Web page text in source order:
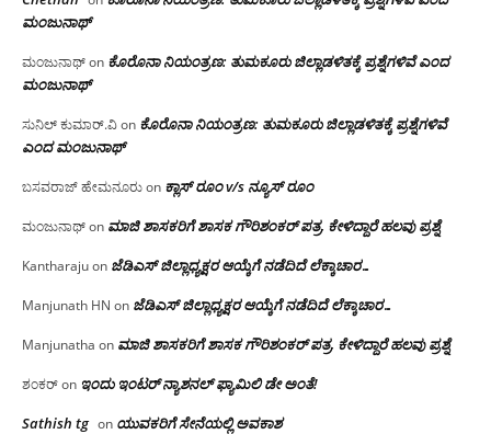
ಮಂಜು‌ನಾಥ್
ಮಂಜುನಾಥ್on ಕೊರೊನಾ ನಿಯಂತ್ರಣ: ತುಮಕೂರು ಜಿಲ್ಲಾಡಳಿತಕ್ಕೆ ಪ್ರಶ್ನೆಗಳಿವೆ ಎಂದ
ಮಂಜು‌ನಾಥ್
ಸುನಿಲ್ ಕುಮಾರ್.ವಿon ಕೊರೊನಾ ನಿಯಂತ್ರಣ: ತುಮಕೂರು ಜಿಲ್ಲಾಡಳಿತಕ್ಕೆ ಪ್ರಶ್ನೆಗಳಿವೆ
ಎಂದ ಮಂಜು‌ನಾಥ್
ಬಸವರಾಜ್ ಹೇಮನೂರುon ಕ್ಲಾಸ್ ರೂಂ v/s ನ್ಯೂಸ್ ರೂಂ
ಮಂಜುನಾಥ್on ಮಾಜಿ ಶಾಸಕರಿಗೆ ಶಾಸಕ ಗೌರಿಶಂಕರ್ ಪತ್ರ, ಕೇಳಿದ್ದಾರೆ ಹಲವು ಪ್ರಶ್ನೆ
Kantharajuon ಜೆಡಿಎಸ್ ಜಿಲ್ಲಾಧ್ಯಕ್ಷರ ಆಯ್ಕೆಗೆ ನಡೆದಿದೆ ಲೆಕ್ಕಾಚಾರ…
Manjunath HN on ಜೆಡಿಎಸ್ ಜಿಲ್ಲಾಧ್ಯಕ್ಷರ ಆಯ್ಕೆಗೆ ನಡೆದಿದೆ ಲೆಕ್ಕಾಚಾರ…
Manjunatha on ಮಾಜಿ ಶಾಸಕರಿಗೆ ಶಾಸಕ ಗೌರಿಶಂಕರ್ ಪತ್ರ, ಕೇಳಿದ್ದಾರೆ ಹಲವು ಪ್ರಶ್ನೆ
ಶಂಕರ್on ಇಂದು ಇಂಟರ್ ನ್ಯಾಶನಲ್ ಫ್ಯಾಮಿಲಿ ಡೇ ಅಂತೆ!
Sathish tg on ಯುವಕರಿಗೆ ಸೇನೆಯಲ್ಲಿ ಅವಕಾಶ